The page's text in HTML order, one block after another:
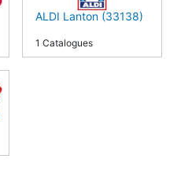
ALDI Lanton (33138)
1 Catalogues